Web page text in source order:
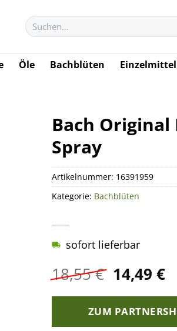
Suchen
nach:
Öle Bachblüten Einzelmittel
Bach
Spray
18,55€
Preis
war:
18,55 €
14,49 €
sofort lieferbar
ZUM
Artikelnummer: 16391959
Kategorie: Bachblüten